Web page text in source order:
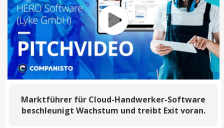
Marktführer für Cloud-Handwerker-Software
beschleunigt Wachstum und treibt Exit voran.